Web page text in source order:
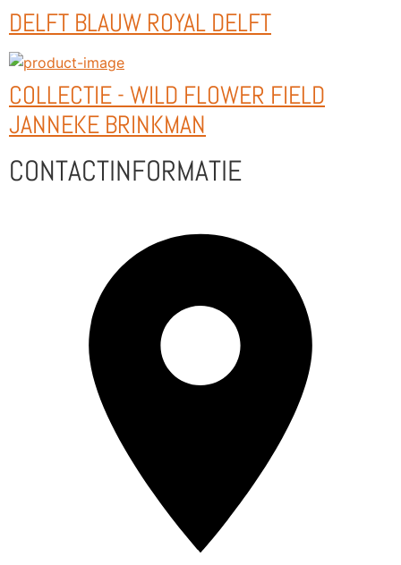
DELFT BLAUW ROYAL DELFT
COLLECTIE - WILD FLOWER FIELD
JANNEKE BRINKMAN
CONTACTINFORMATIE